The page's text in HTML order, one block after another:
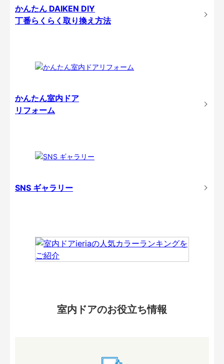
かんたん DAIKEN DIY
丁番らくらく取り換え方法
かんたん室内ドア
リフォーム
SNS ギャラリー
室内ドアのお役立ち情報